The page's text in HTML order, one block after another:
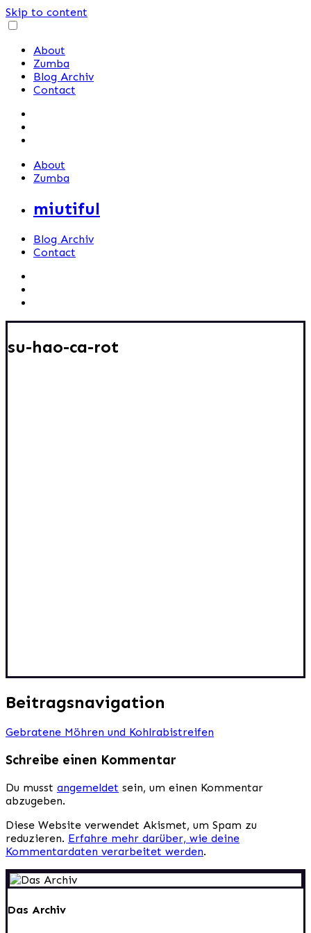
Skip to content
About
Zumba
Blog Archiv
Contact
About
Zumba
miutiful
Blog Archiv
Contact
su-hao-ca-rot
Beitragsnavigation
Gebratene Möhren und Kohlrabistreifen
Schreibe einen Kommentar
Du musst angemeldet sein, um einen Kommentar
abzugeben.
Diese Website verwendet Akismet, um Spam zu
reduzieren. Erfahre mehr darüber, wie deine
Kommentardaten verarbeitet werden.
Das Archiv